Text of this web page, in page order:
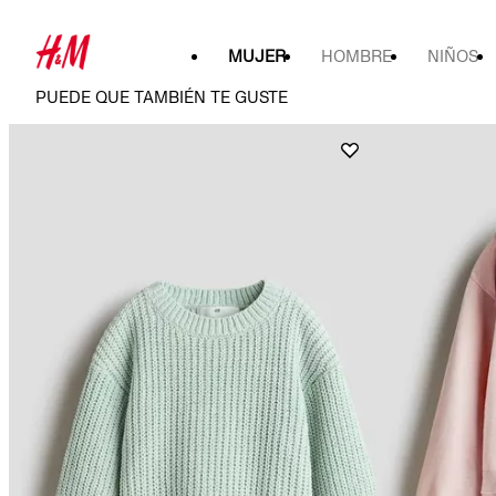
MUJER HOMBRE NIÑOS
PUEDE QUE TAMBIÉN TE GUSTE